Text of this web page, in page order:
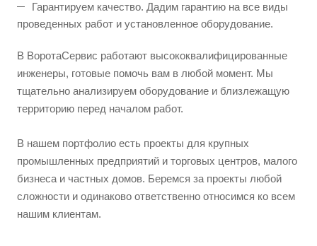
Гарантируем качество. Дадим гарантию на все виды
проведенных работ и установленное оборудование.
В ВоротаСервис работают высококвалифицированные
инженеры, готовые помочь вам в любой момент. Мы
тщательно анализируем оборудование и близлежащую
территорию перед началом работ.
В нашем портфолио есть проекты для крупных
промышленных предприятий и торговых центров, малого
бизнеса и частных домов. Беремся за проекты любой
сложности и одинаково ответственно относимся ко всем
нашим клиентам.